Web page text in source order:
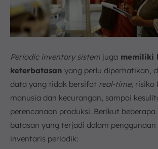
Periodic inventory sistem juga memiliki
keterbatasan yang perlu diperhatikan,
data yang tidak bersifat real-time, risiko
manusia dan kecurangan, sampai
perencanaan produksi. Berikut beberapa
batasan yang terjadi dalam penggunaan
inventaris periodik: